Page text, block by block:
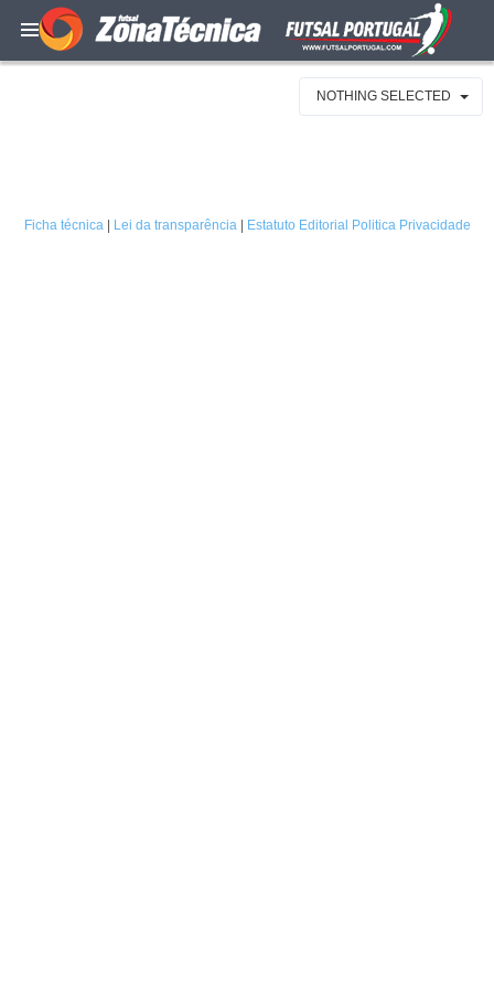
NOTHING SELECTED
Ficha técnica| Lei da transparência| Estatuto Editorial Politica Privacidade